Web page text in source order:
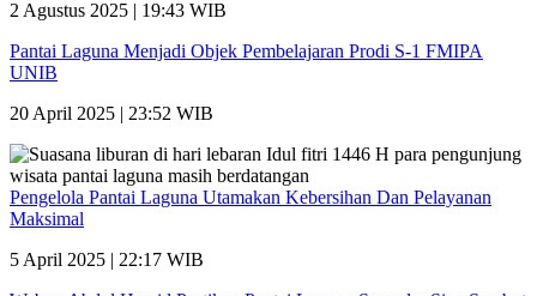
2 Agustus 2025 | 19:43 WIB
Pantai Laguna Menjadi Objek Pembelajaran Prodi S-1 FMIPA
UNIB
20 April 2025 | 23:52 WIB
Pengelola Pantai Laguna Utamakan Kebersihan Dan Pelayanan
Maksimal
5 April 2025 | 22:17 WIB